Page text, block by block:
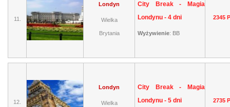
11.
Londyn
Wielka
Brytania
City Break - Magia
Londynu - 4 dni
Wyżywienie: BB
2345
12.
Londyn
Wielka
City Break - Magia
Londynu - 5 dni
2735